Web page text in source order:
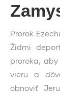
Prorok
Židmi
proroka,
vieru a
obnoviť